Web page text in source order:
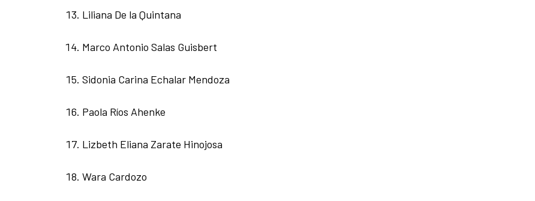
Liliana De la Quintana
Marco Antonio Salas Guisbert
Sidonia Carina Echalar Mendoza
Paola Ríos Ahenke
Lizbeth Eliana Zarate Hinojosa
Wara Cardozo